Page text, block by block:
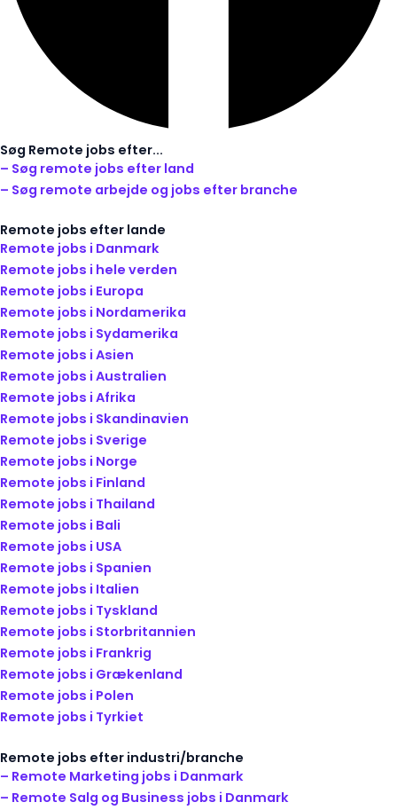
Søg Remote jobs efter...
– Søg remote jobs efter land
– Søg remote arbejde og jobs efter branche
Remote jobs efter lande
Remote jobs i Danmark
Remote jobs i hele verden
Remote jobs i Europa
Remote jobs i Nordamerika
Remote jobs i Sydamerika
Remote jobs i Asien
Remote jobs i Australien
Remote jobs i Afrika
Remote jobs i Skandinavien
Remote jobs i Sverige
Remote jobs i Norge
Remote jobs i Finland
Remote jobs i Thailand
Remote jobs i Bali
Remote jobs i USA
Remote jobs i Spanien
Remote jobs i Italien
Remote jobs i Tyskland
Remote jobs i Storbritannien
Remote jobs i Frankrig
Remote jobs i Grækenland
Remote jobs i Polen
Remote jobs i Tyrkiet
Remote jobs efter industri/branche
– Remote Marketing jobs i Danmark
– Remote Salg og Business jobs i Danmark